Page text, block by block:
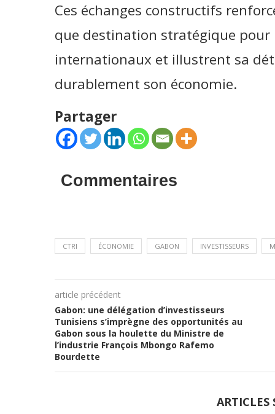
Ces échanges constructifs
que destination stratégique pour
internationaux et illustrent sa
durablement son économie.
Partager
Commentaires
CTRI ÉCONOMIE GABON INVESTISSEURS
article précédent
Gabon: une délégation d’investisseurs
Tunisiens s’imprègne des opportunités au
Gabon sous la houlette du Ministre de
l’industrie François Mbongo Rafemo
Bourdette
ARTICLES